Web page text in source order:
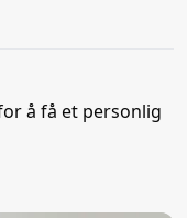
å få et personlig